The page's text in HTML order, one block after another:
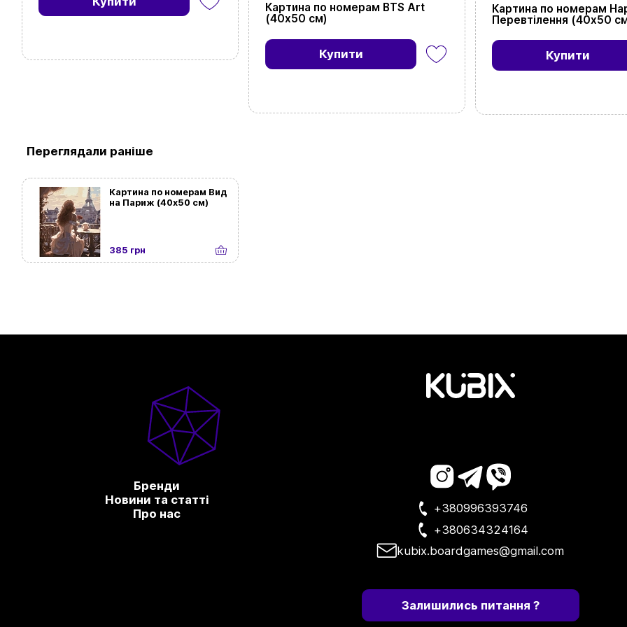
Картина по номерам BTS Art
(40х50 см)
Купити
Картина по номерам
Перевтілення (40х50
Купити
Переглядали раніше
Картина по номерам Вид
на Париж (40х50 см)
385 грн
Бренди
Новини та статті
Про нас
+380996393746
+380634324164
kubix.boardgames@gmail.com
Залишились питання ?